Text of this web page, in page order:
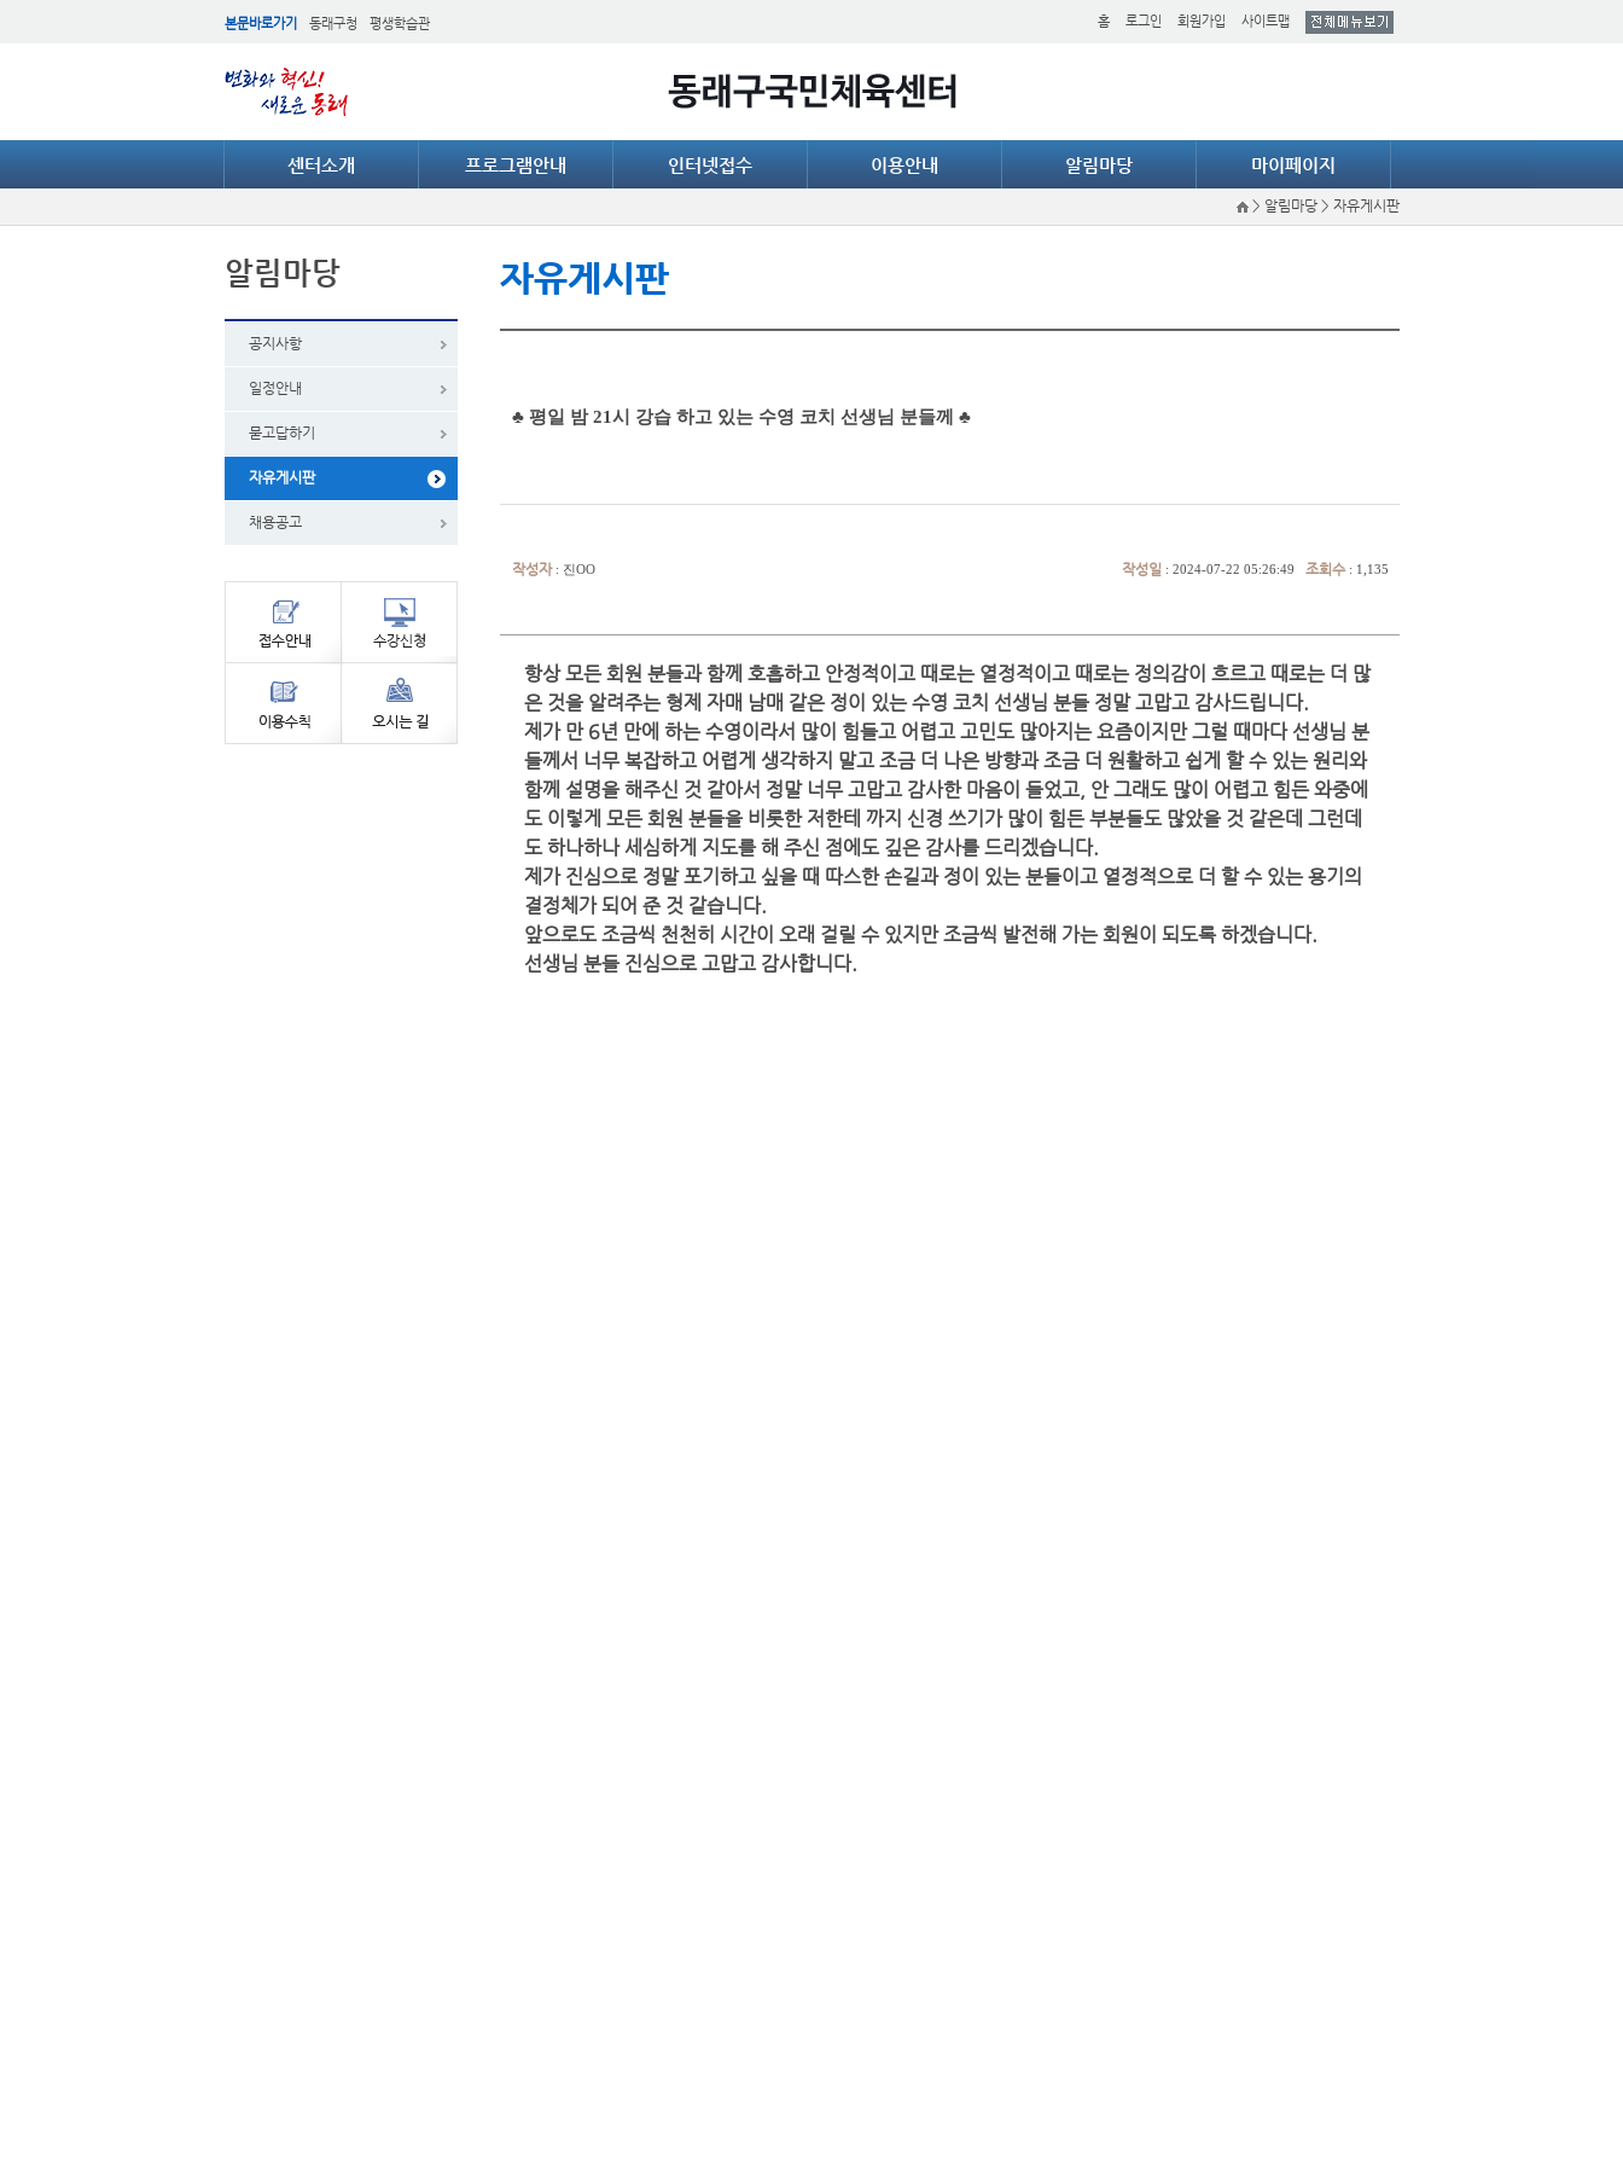
본문바로가기 동래구청 평생학습관 홈 로그인 회원가입 사이트맵
센터소개 프로그램안내 인터넷접수 이용안내 알림마당 마이페이지
> 알림마당> 자유게시판
알림마당
공지사항
일정안내
묻고답하기
자유게시판
채용공고
자유게시판
♣ 평일 밤 21시 강습 하고 있는 수영 코치 선생님 분들께 ♣
작성자: 진OO 작성일 : 2024-07-22 05:26:49 조회수: 1,135
항상모든회원 분들과 함께 호흡하고 안정적이고 때로는 열정적이고 때로는 정의감이 흐르고 때로는 더 많
은 것을 알려주는 형제 자매 남매 같은 정이 있는 수영 코치 선생님 분들 정말 고맙고 감사드립니다.
제가 만 6년 만에 하는 수영이라서 많이 힘들고 어렵고 고민도 많아지는 요즘이지만 그럴 때마다 선생님 분
들께서 너무 복잡하고 어렵게 생각하지 말고 조금 더 나은 방향과 조금 더 원활하고 쉽게 할 수 있는 원리와
함께 설명을 해주신 것 같아서 정말 너무 고맙고 감사한 마음이 들었고, 안 그래도 많이 어렵고 힘든 와중에
도 이렇게 모든 회원 분들을 비롯한 저한테 까지 신경 쓰기가 많이 힘든 부분들도 많았을 것 같은데 그런데
도 하나하나 세심하게 지도를 해 주신 점에도 깊은 감사를 드리겠습니다.
제가 진심으로 정말 포기하고 싶을 때 따스한 손길과 정이 있는 분들이고 열정적으로 더 할 수 있는 용기의
결정체가 되어 준 것 같습니다.
앞으로도 조금씩 천천히 시간이 오래 걸릴 수 있지만 조금씩 발전해 가는 회원이 되도록 하겠습니다.
선생님 분들 진심으로 고맙고 감사합니다.